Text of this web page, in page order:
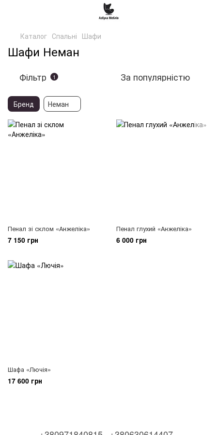
Каталог Спальні Шафи
Шафи Неман
Фільтр 1 За популярністю
Бренд Неман
Пенал зі склом «Анжеліка»
7 150 грн
Пенал глухий «Анжеліка»
6 000 грн
Шафа «Лючія»
17 600 грн